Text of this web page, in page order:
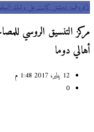
لافروف: دمشق كانت على وشك السقوط
مركز التنسيق الروسي
أهالي دوما
12 يناير، 2017 1:48 م